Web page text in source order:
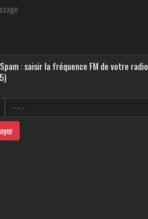
: saisir la fréquence FM de votre radio